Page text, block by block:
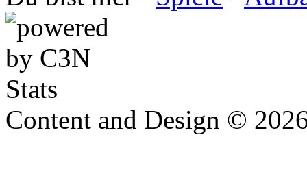
Content and Design ©